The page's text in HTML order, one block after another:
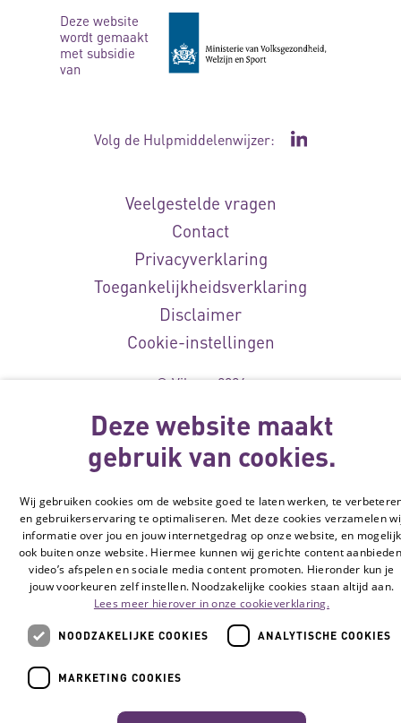
Deze website
wordt gemaakt
met subsidie
van
Volg de Hulpmiddelenwijzer: Ga naar de
Veelgestelde vragen
Contact
Privacyverklaring
Toegankelijkheidsverklaring
Disclaimer
Cookie-instellingen
© Vilans, 2026
Deze website maakt
gebruik van cookies.
Wij gebruiken cookies om de website goed te laten werken, te
en gebruikerservaring te optimaliseren. Met deze cookies verzamelen
informatie over jou en jouw internetgedrag op onze website, en mogelijk
ook buiten onze website. Hiermee kunnen wij gerichte content
video’s afspelen en sociale media content promoten. Hieronder kun je
jouw voorkeuren zelf instellen. Noodzakelijke cookies staan altijd aan.
Lees meer hierover in onze cookieverklaring.
NOODZAKELIJKE COOKIES ANALYTISCHE COOKIES
MARKETING COOKIES